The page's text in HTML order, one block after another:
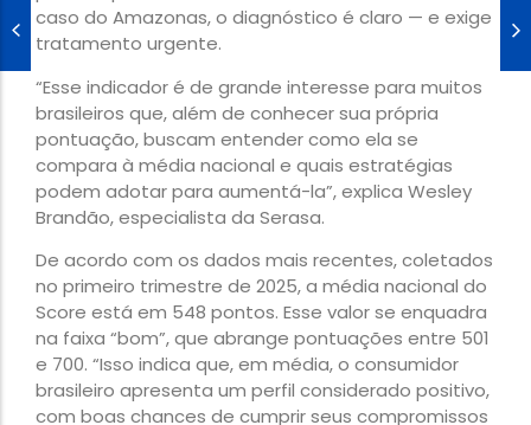
caso do Amazonas, o diagnóstico é claro — e exige
tratamento urgente.
“Esse indicador é de grande interesse para muitos
brasileiros que, além de conhecer sua própria
pontuação, buscam entender como ela se
compara à média nacional e quais estratégias
podem adotar para aumentá-la”, explica Wesley
Brandão, especialista da Serasa.
De acordo com os dados mais recentes, coletados
no primeiro trimestre de 2025, a média nacional do
Score está em 548 pontos. Esse valor se enquadra
na faixa “bom”, que abrange pontuações entre 501
e 700. “Isso indica que, em média, o consumidor
brasileiro apresenta um perfil considerado positivo,
com boas chances de cumprir seus compromissos